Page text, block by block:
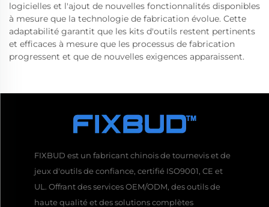
logicielles et l'ajout de nouvelles fonctionnalités disponibles
à mesure que la technologie de fabrication évolue. Cette
adaptabilité garantit que les kits d'outils restent pertinents
et efficaces à mesure que les processus de fabrication
progressent et que de nouvelles exigences apparaissent.
FIXBUD est un fabricant chinois de tournevis et de
jeux d'outils de confiance, certifié ISO9001, CE et
UL. Offrant des services OEM/ODM, des outils de
haute qualité et des solutions complètes